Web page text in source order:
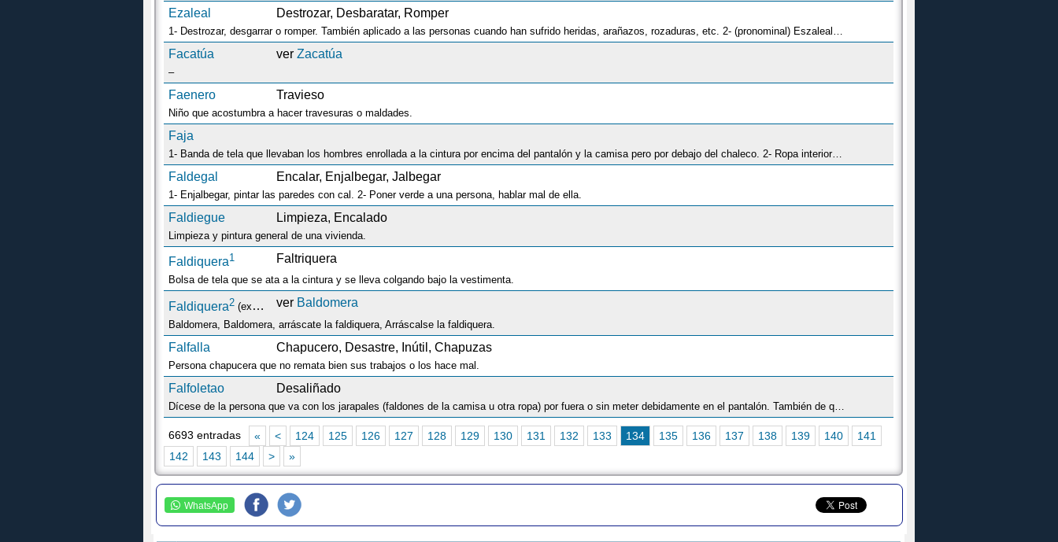
Ezaleal Destrozar, Desbaratar, Romper
1- Destrozar, desgarrar o romper. También aplicado a las personas cuando han sufrido heridas, arañazos, rozaduras, etc. 2- (pronominal) Eszalealse por algo es luchar por algo o defenderlo con uñas y dientes.
Facatúa verZacatúa
–
Faenero Travieso
Niño que acostumbra a hacer travesuras o maldades.
Faja
1- Banda de tela que llevaban los hombres enrollada a la cintura por encima del pantalón y la camisa pero por debajo del chaleco. 2- Ropa interior de abrigo relativamente moderna. Para la mujer cubre toda la zona pélvica encima de la braga, y para el hombre es una banda elástica que cubre la zona de los riñones.
Faldegal Encalar, Enjalbegar, Jalbegar
1- Enjalbegar, pintar las paredes con cal. 2- Poner verde a una persona, hablar mal de ella.
Faldiegue Limpieza, Encalado
Limpieza y pintura general de una vivienda.
Faldiquera1 Faltriquera
Bolsa de tela que se ata a la cintura y se lleva colgando bajo la vestimenta.
Faldiquera2 (expr.) ver Baldomera
Baldomera, Baldomera, arráscate la faldiquera, Arráscalse la faldiquera.
Falfalla Chapucero, Desastre, Inútil, Chapuzas
Persona chapucera que no remata bien sus trabajos o los hace mal.
Falfoletao Desaliñado
6693 entradas « < 124 125 126 127 128 129 130 131 132 133 134 135 136 137 138 139 140
141
142
143 144 > »
WhatsApp